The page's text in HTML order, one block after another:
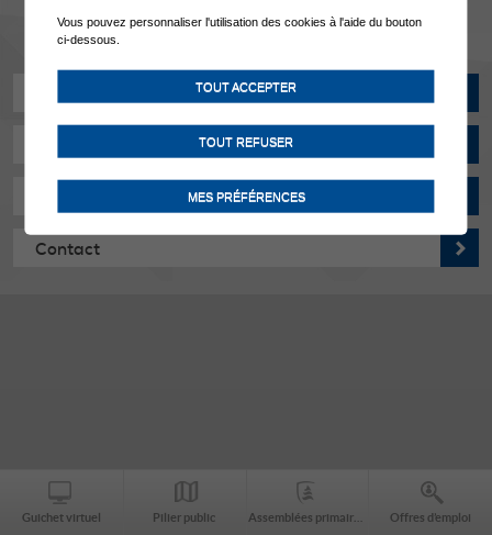
Horaires d'ouverture
Contact
Guichet virtuel Pilier public Offres d’emploi
Vous pouvez personnaliser l'utilisation des cookies à l'aide du bouton
ci-dessous.
TOUT ACCEPTER
TOUT REFUSER
MES PRÉFÉRENCES